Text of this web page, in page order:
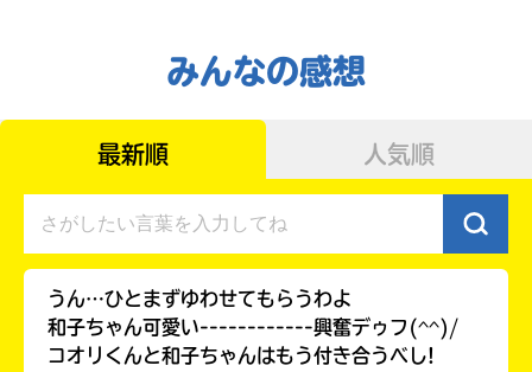
みんなの感想
最新順 人気順
うん…ひとまずゆわせてもらうわよ
和子ちゃん可愛い------------興奮デゥフ(^^)/
コオリくんと和子ちゃんはもう付き合うべし!